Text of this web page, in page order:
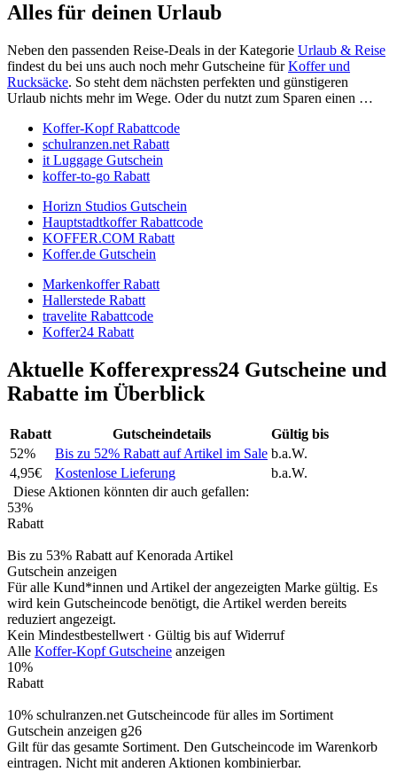
Alles für deinen Urlaub
Neben den passenden Reise-Deals in der Kategorie Urlaub & Reise
findest du bei uns auch noch mehr Gutscheine fürKoffer und
Rucksäcke. So steht dem nächsten perfekten und günstigeren
Urlaub nichts mehr im Wege. Oder du nutzt zum Sparen einen …
Koffer-Kopf Rabattcode
schulranzen.net Rabatt
it Luggage Gutschein
koffer-to-go Rabatt
Horizn Studios Gutschein
Hauptstadtkoffer Rabattcode
KOFFER.COM Rabatt
Koffer.de Gutschein
Markenkoffer Rabatt
Hallerstede Rabatt
travelite Rabattcode
Koffer24 Rabatt
Aktuelle Kofferexpress24 Gutscheine und
Rabatte im Überblick
Rabatt Gutscheindetails
Gültig bis
52%
Bis zu 52% Rabatt auf Artikel im Sale b.a.W.
4,95€
Kostenlose Lieferung
b.a.W.
Diese Aktionen könnten dir auch gefallen:
53%
Rabatt
Bis zu 53% Rabatt auf Kenorada Artikel
Gutschein anzeigen
Für alle Kund*innen und Artikel der angezeigten Marke gültig. Es
wird kein Gutscheincode benötigt, die Artikel werden bereits
reduziert angezeigt.
Kein Mindestbestellwert · Gültig bis auf Widerruf
Alle Koffer-Kopf Gutscheine anzeigen
10%
Rabatt
10% schulranzen.net Gutscheincode für alles im Sortiment
Gutschein anzeigen g26
Gilt für das gesamte Sortiment. Den Gutscheincode im Warenkorb
eintragen. Nicht mit anderen Aktionen kombinierbar.